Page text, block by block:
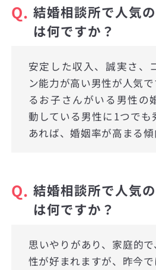
Q. 結婚相談所で人気
は何ですか？
安定した収入、誠実さ、
ン能力が高い男性が人気
るお子さんがいる男性の
動している男性に1つでも
あれば、婚姻率が高まる傾
Q. 結婚相談所で人気
は何ですか？
思いやりがあり、家庭的
性が好まれますが、昨今